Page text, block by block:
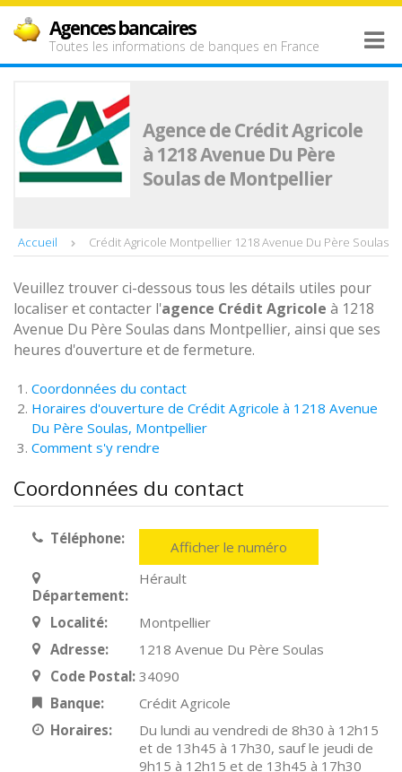
Agences bancaires
Toutes les informations de banques en France
Agence de Crédit Agricole
à 1218 Avenue Du Père
Soulas de Montpellier
Accueil Crédit Agricole Montpellier 1218 Avenue Du Père Soulas
Veuillez trouver ci-dessous tous les détails utiles pour
localiser et contacter l'agence Crédit Agricole à 1218
Avenue Du Père Soulas dans Montpellier, ainsi que ses
heures d'ouverture et de fermeture.
Coordonnées du contact
Horaires d'ouverture de Crédit Agricole à 1218 Avenue
Du Père Soulas, Montpellier
Comment s'y rendre
Coordonnées du contact
Téléphone: Afficher le numéro
Département:
Hérault
Localité:
Montpellier
Adresse:
1218 Avenue Du Père Soulas
Code Postal: 34090
Banque:
Crédit Agricole
Horaires:
Du lundi au vendredi de 8h30 à 12h15
et de 13h45 à 17h30, sauf le jeudi de
9h15 à 12h15 et de 13h45 à 17h30